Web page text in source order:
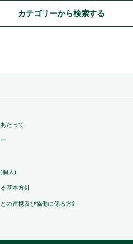
カテゴリーから検索する
たって
個人)
基本方針
の連携及び協働に係る方針